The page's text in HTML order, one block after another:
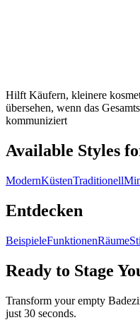
Hilft Käufern, kleinere
übersehen, wenn das
kommuniziert
Available Styles
ModernKüstenTraditionell
Entdecken
BeispieleFunktionenRäume
Ready to Stage
Transform your empty
just 30 seconds.